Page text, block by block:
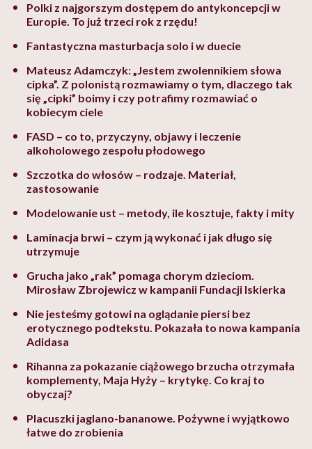
Polki z najgorszym dostępem do antykoncepcji w
Europie. To już trzeci rok z rzędu!
Fantastyczna masturbacja solo i w duecie
Mateusz Adamczyk: „Jestem zwolennikiem słowa
cipka”. Z polonistą rozmawiamy o tym, dlaczego tak
się „cipki” boimy i czy potrafimy rozmawiać o
kobiecym ciele
FASD – co to, przyczyny, objawy i leczenie
alkoholowego zespołu płodowego
Szczotka do włosów – rodzaje. Materiał,
zastosowanie
Modelowanie ust – metody, ile kosztuje, fakty i mity
Laminacja brwi – czym ją wykonać i jak długo się
utrzymuje
Grucha jako „rak” pomaga chorym dzieciom.
Mirosław Zbrojewicz w kampanii Fundacji Iskierka
Nie jesteśmy gotowi na oglądanie piersi bez
erotycznego podtekstu. Pokazała to nowa kampania
Adidasa
Rihanna za pokazanie ciążowego brzucha otrzymała
komplementy, Maja Hyży – krytykę. Co kraj to
obyczaj?
Placuszki jaglano-bananowe. Pożywne i wyjątkowo
łatwe do zrobienia